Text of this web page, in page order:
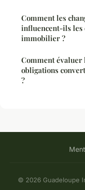
Comment les
influencent-ils les
immobilier ?
Comment évaluer
obligations
?
© 2026 Guadeloupe